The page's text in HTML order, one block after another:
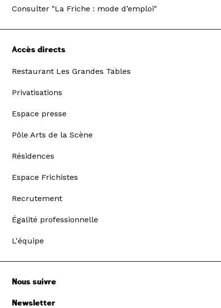
Consulter "La Friche : mode d’emploi"
Accès directs
Restaurant Les Grandes Tables
Privatisations
Espace presse
Pôle Arts de la Scène
Résidences
Espace Frichistes
Recrutement
Égalité professionnelle
L'équipe
Nous suivre
Newsletter